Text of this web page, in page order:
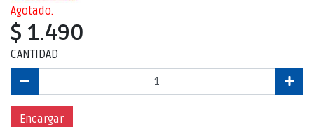
Agotado.
$ 1.490
CANTIDAD
Encargar